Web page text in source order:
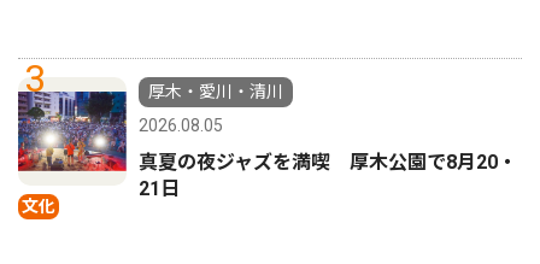
3
文化
厚木・愛川・清川
2026.08.05
真夏の夜ジャズを満喫 厚木公園で8月20・
21日